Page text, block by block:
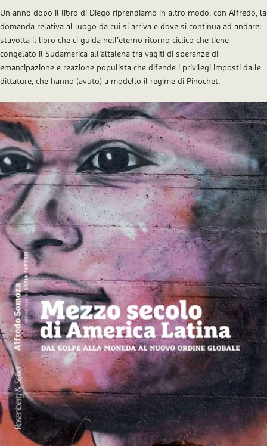
Un anno dopo il libro di Diego riprendiamo in altro modo, con Alfredo, la
domanda relativa al luogo da cui si arriva e dove si continua ad andare:
stavolta il libro che ci guida nell’eterno ritorno ciclico che tiene
congelato il Sudamerica all’altalena tra vagiti di speranze di
emancipazione e reazione populista che difende i privilegi imposti dalle
dittature, che hanno (avuto) a modello il regime di Pinochet.